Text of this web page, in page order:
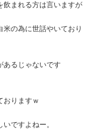
飲まれる方は言いますが
の為に世話やいており
あるじゃないです
おりますｗ
ですよねー。